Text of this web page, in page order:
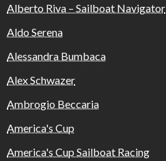
Alberto Riva – Sailboat Navigator
Aldo Serena
Alessandra Bumbaca
Alex Schwazer
Ambrogio Beccaria
America's Cup
America's Cup Sailboat Racing